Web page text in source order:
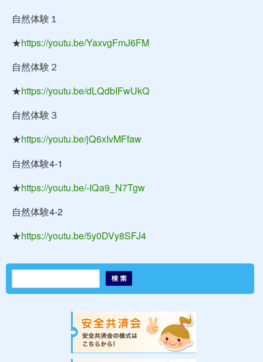
自然体験１
★https://youtu.be/YaxvgFmJ6FM
自然体験２
★https://youtu.be/dLQdbIFwUkQ
自然体験３
★https://youtu.be/jQ6xIvMFfaw
自然体験4-1
★https://youtu.be/-IQa9_N7Tgw
自然体験4-2
★https://youtu.be/5y0DVy8SFJ4